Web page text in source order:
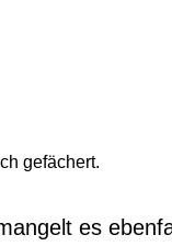
gefächert.
es